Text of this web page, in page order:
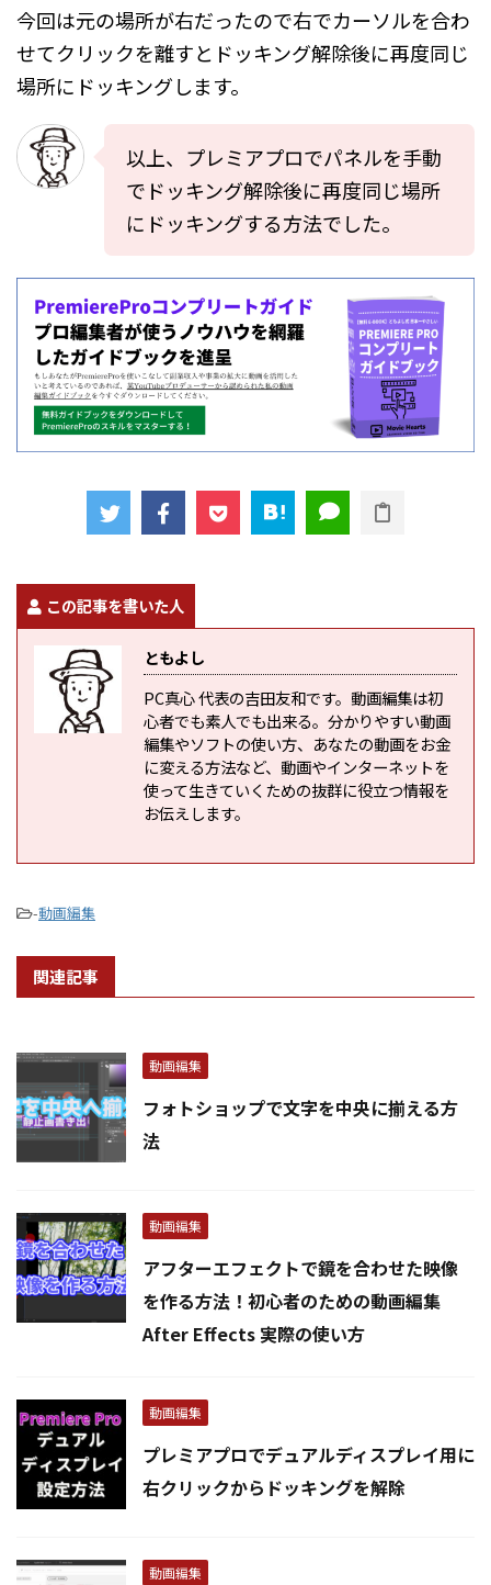
今回は元の場所が右だったので右でカーソルを合わ
せてクリックを離すとドッキング解除後に再度同じ
場所にドッキングします。
以上、プレミアプロでパネルを手動
でドッキング解除後に再度同じ場所
にドッキングする方法でした。
この記事を書いた人
ともよし
PC真心 代表の吉田友和です。動画編集は初
心者でも素人でも出来る。分かりやすい動画
編集やソフトの使い方、あなたの動画をお金
に変える方法など、動画やインターネットを
使って生きていくための抜群に役立つ情報を
お伝えします。
-動画編集
関連記事
動画編集
フォトショップで文字を中央に揃える方
法
動画編集
アフターエフェクトで鏡を合わせた映像
を作る方法！初心者のための動画編集
After Effects 実際の使い方
動画編集
プレミアプロでデュアルディスプレイ用に
右クリックからドッキングを解除
動画編集